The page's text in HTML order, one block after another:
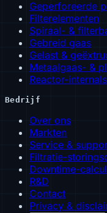
Geperforeerde
Filterelementen
Spiraal- &
Gebreid gaas
Gelast &
Metaalgaas- &
Reactor-
Bedrijf
Over ons
Markten
Service &
Filtratie-
Downtime-
R&D
Contact
Privacy &